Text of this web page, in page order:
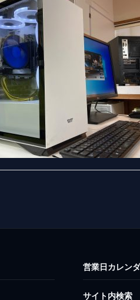
営業日カレン
サイト内検索